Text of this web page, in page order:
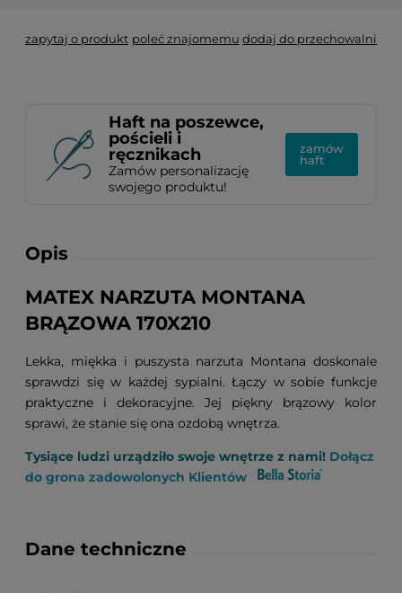
zapytaj o produkt poleć znajomemu dodaj do przechowalni
Haft na poszewce,
pościeli i
ręcznikach
Zamów personalizację
swojego produktu!
zamów
haft
Opis
MATEX NARZUTA MONTANA
BRĄZOWA 170X210
Lekka, miękka i puszysta narzuta Montana doskonale
sprawdzi się w każdej sypialni. Łączy w sobie funkcje
praktyczne i dekoracyjne. Jej piękny brązowy kolor
sprawi, że stanie się ona ozdobą wnętrza.
Tysiące ludzi urządziło swoje wnętrze z nami! Dołącz
do grona zadowolonych Klientów
Dane techniczne